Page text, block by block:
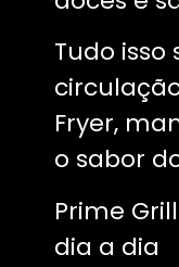
Tudo
Fryer,
o sabor
Prime
dia a dia